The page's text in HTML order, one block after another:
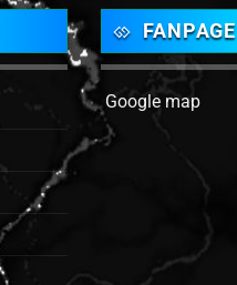
FANPAGE
Google map